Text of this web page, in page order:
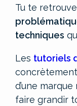
Tu te
techniques
Les tutoriels
d’une
faire grandir